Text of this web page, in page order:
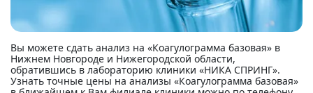
Вы можете сдать анализ на «Коагулограмма базовая» в
Нижнем Новгороде и Нижегородской области,
обратившись в лабораторию клиники «НИКА СПРИНГ».
Узнать точные цены на анализы «Коагулограмма базовая»